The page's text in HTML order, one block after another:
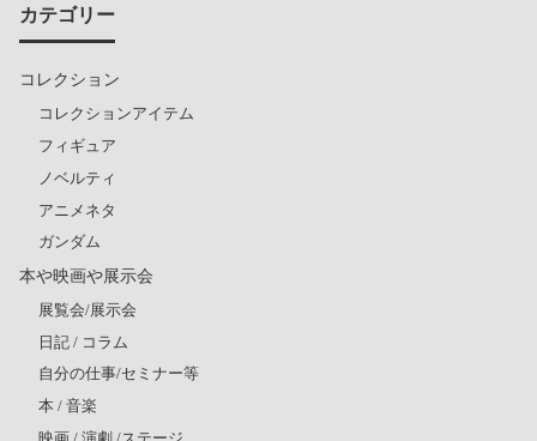
カテゴリー
コレクション
コレクションアイテム
フィギュア
ノベルティ
アニメネタ
ガンダム
本や映画や展示会
展覧会/展示会
日記 / コラム
自分の仕事/セミナー等
本 / 音楽